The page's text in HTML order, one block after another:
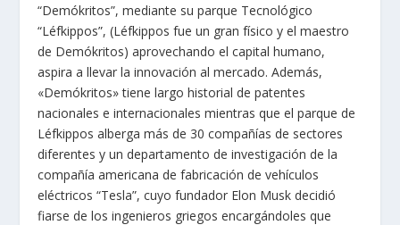
“Demókritos”, mediante su parque Tecnológico
“Léfkippos”, (Léfkippos fue un gran físico y el maestro
de Demókritos) aprovechando el capital humano,
aspira a llevar la innovación al mercado. Además,
«Demókritos» tiene largo historial de patentes
nacionales e internacionales mientras que el parque de
Léfkippos alberga más de 30 compañías de sectores
diferentes y un departamento de investigación de la
compañía americana de fabricación de vehículos
eléctricos “Tesla”, cuyo fundador Elon Musk decidió
fiarse de los ingenieros griegos encargándoles que